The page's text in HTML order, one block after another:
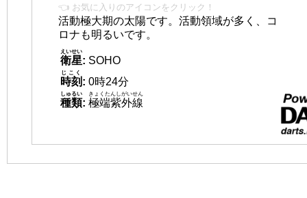
👈 お気に入りのアイコンをクリック！
活動極大期の太陽です。活動領域が多く、コ
ロナも明るいです。
衛星
えいせい
: SOHO
時刻
じこく
: 0時24分
種類
しゅるい
: 極端紫外線
きょくたんしがいせん